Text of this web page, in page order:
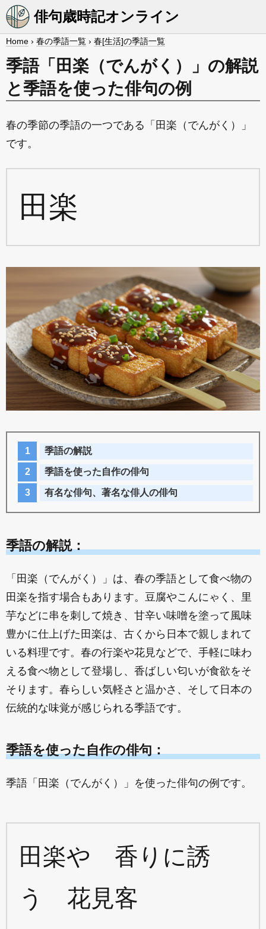
俳句歳時記オンライン
Home › 春の季語一覧 › 春[生活]の季語一覧
季語「田楽（でんがく）」の解説
と季語を使った俳句の例
春の季節の季語の一つである「田楽（でんがく）」
です。
田楽
季語の解説
季語を使った自作の俳句
有名な俳句、著名な俳人の俳句
季語の解説：
「田楽（でんがく）」は、春の季語として食べ物の
田楽を指す場合もあります。豆腐やこんにゃく、里
芋などに串を刺して焼き、甘辛い味噌を塗って風味
豊かに仕上げた田楽は、古くから日本で親しまれて
いる料理です。春の行楽や花見などで、手軽に味わ
える食べ物として登場し、香ばしい匂いが食欲をそ
そります。春らしい気軽さと温かさ、そして日本の
伝統的な味覚が感じられる季語です。
季語を使った自作の俳句：
季語「田楽（でんがく）」を使った俳句の例です。
田楽や 香りに誘
う 花見客